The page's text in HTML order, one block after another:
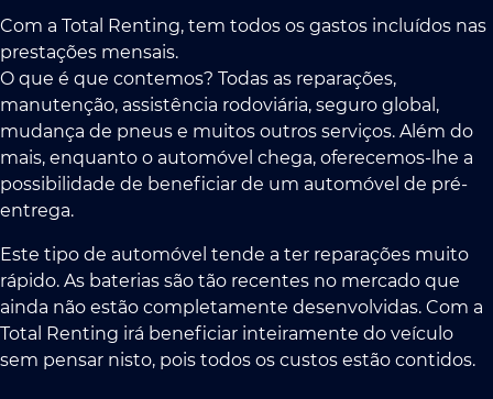
Com a Total Renting, tem todos os gastos incluídos nas
prestações mensais.
O que é que contemos? Todas as reparações,
manutenção, assistência rodoviária, seguro global,
mudança de pneus e muitos outros serviços. Além do
mais, enquanto o automóvel chega, oferecemos-lhe a
possibilidade de beneficiar de um automóvel de pré-
entrega.
Este tipo de automóvel tende a ter reparações muito
rápido. As baterias são tão recentes no mercado que
ainda não estão completamente desenvolvidas. Com a
Total Renting irá beneficiar inteiramente do veículo
sem pensar nisto, pois todos os custos estão contidos.